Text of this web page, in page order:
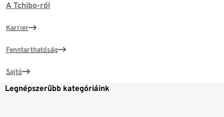
A Tchibo-ról
Karrier
Fenntarthatóság
Sajtó
Legnépszerűbb kategóriáink